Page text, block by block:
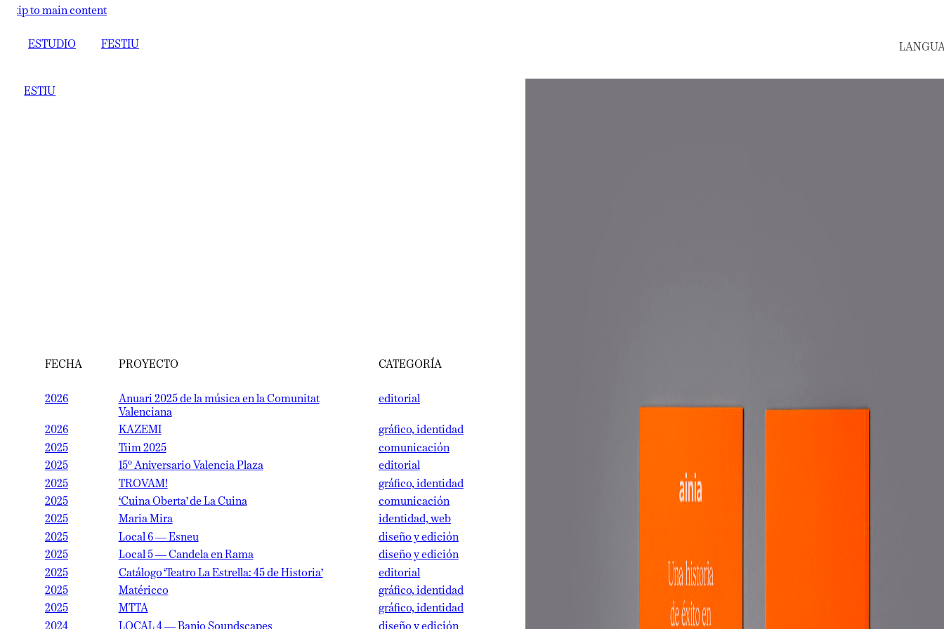
to main content
ESTUDIO FESTIU
ESTIU
LANGUAGE
FECHA PROYECTO CATEGORÍA
2026
Anuari 2025 de la música en la Comunitat
Valenciana
editorial
2026 KAZEMI
gráfico, identidad
2025
Tiim 2025
comunicación
2025
15º Aniversario Valencia Plaza
editorial
2025
TROVAM!
gráfico, identidad
2025
‘Cuina Oberta’ de La Cuina
comunicación
2025
Maria Mira
identidad, web
2025
Local 6 — Esneu
diseño y edición
2025
Local 5 — Candela en Rama
diseño y edición
2025
Catálogo ‘Teatro La Estrella: 45 de Historia’
editorial
2025
Matéricco
gráfico, identidad
2025
MTTA
gráfico, identidad
2024
LOCAL 4 — Banjo Soundscapes diseño y edición